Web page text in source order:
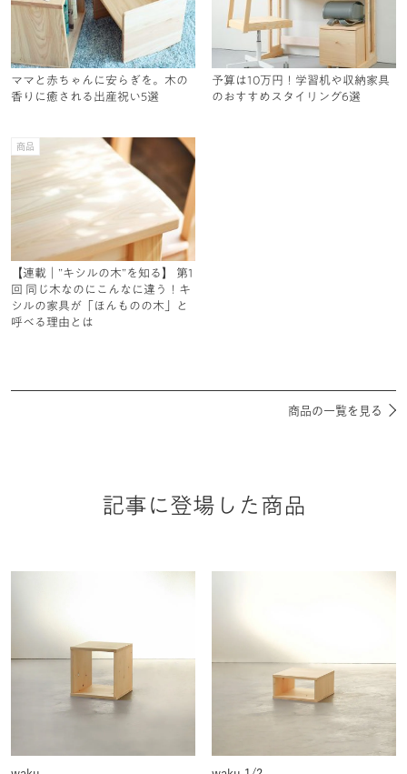
ママと赤ちゃんに安らぎを。木の
香りに癒される出産祝い5選
予算は10万円！学習机や収納家具
のおすすめスタイリング6選
【連載｜”キシルの木”を知る】 第1
回 同じ木なのにこんなに違う！キ
シルの家具が「ほんものの木」と
呼べる理由とは
商品
商品の一覧を見る
記事に登場した商品